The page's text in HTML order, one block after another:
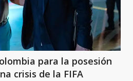
para la posesión
crisis de la FIFA